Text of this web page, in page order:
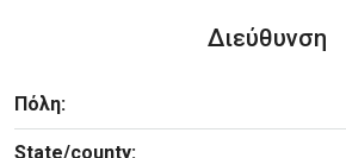
Διεύθυνση
Πόλη:
State/county: